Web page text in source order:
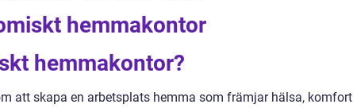
hemmakontor
hemmakontor?
att skapa en arbetsplats hemma som främjar hälsa, komfort